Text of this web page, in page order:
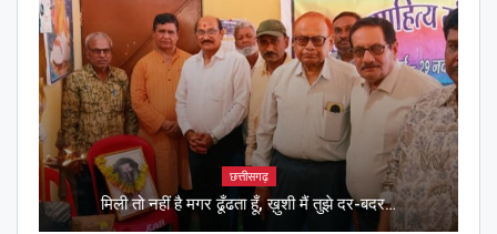
छत्तीसगढ़
मिली तो नहीं है मगर ढूँढता हूँ, ख़ुशी मैं तुझे दर-बदर…